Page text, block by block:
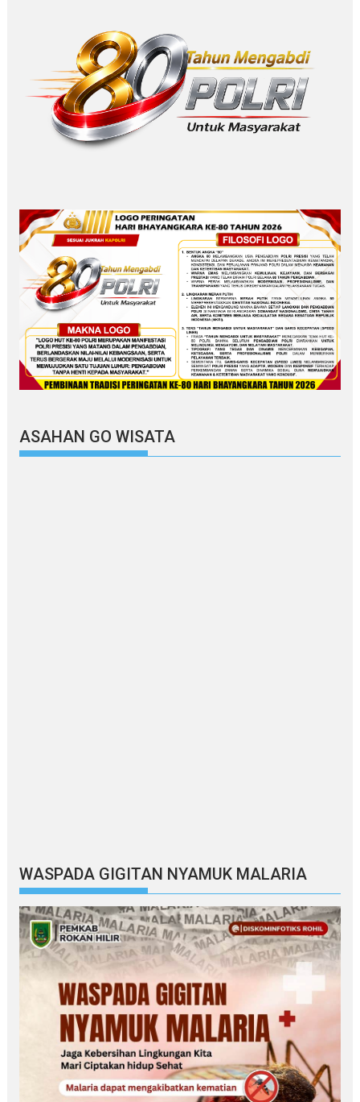
ASAHAN GO WISATA
WASPADA GIGITAN NYAMUK MALARIA